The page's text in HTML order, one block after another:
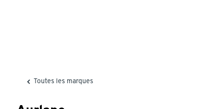
Toutes les marques